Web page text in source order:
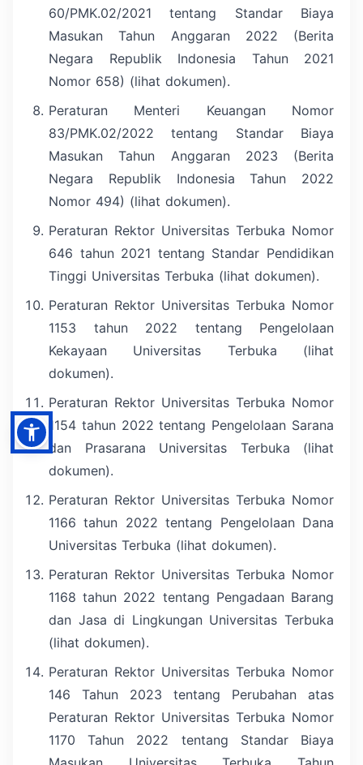
60/PMK.02/2021 tentang Standar Biaya
Masukan Tahun Anggaran 2022 (Berita
Negara Republik Indonesia Tahun 2021
Nomor 658) (lihat dokumen).
Peraturan Menteri Keuangan Nomor
83/PMK.02/2022 tentang Standar Biaya
Masukan Tahun Anggaran 2023 (Berita
Negara Republik Indonesia Tahun 2022
Nomor 494) (lihat dokumen).
Peraturan Rektor Universitas Terbuka Nomor
646 tahun 2021 tentang Standar Pendidikan
Tinggi Universitas Terbuka (lihat dokumen).
Peraturan Rektor Universitas Terbuka Nomor
1153 tahun 2022 tentang Pengelolaan
Kekayaan Universitas Terbuka (lihat
dokumen).
Peraturan Rektor Universitas Terbuka Nomor
1154 tahun 2022 tentang Pengelolaan Sarana
dan Prasarana Universitas Terbuka (lihat
dokumen).
Peraturan Rektor Universitas Terbuka Nomor
1166 tahun 2022 tentang Pengelolaan Dana
Universitas Terbuka (lihat dokumen).
Peraturan Rektor Universitas Terbuka Nomor
1168 tahun 2022 tentang Pengadaan Barang
dan Jasa di Lingkungan Universitas Terbuka
(lihat dokumen).
Peraturan Rektor Universitas Terbuka Nomor
146 Tahun 2023 tentang Perubahan atas
Peraturan Rektor Universitas Terbuka Nomor
1170 Tahun 2022 tentang Standar Biaya